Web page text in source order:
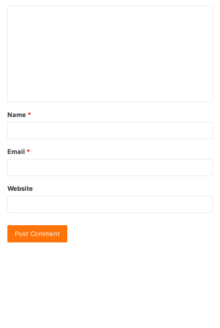
Name *
Email *
Website